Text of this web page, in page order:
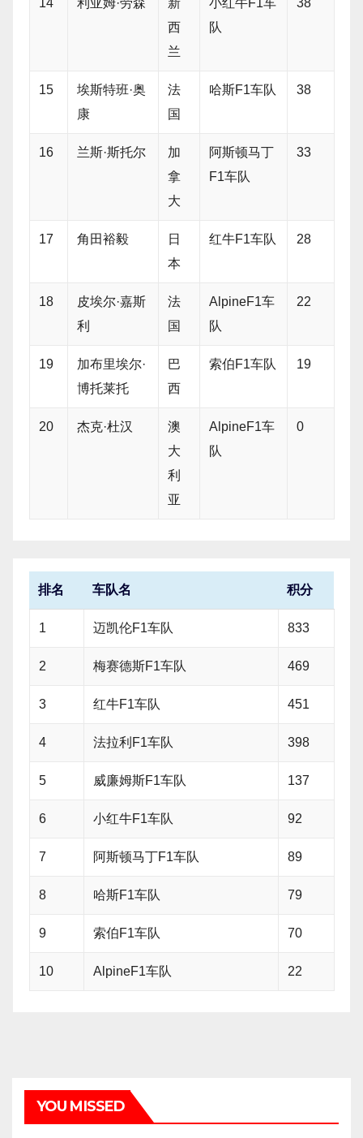
14 利亚姆·劳森
新
西
兰
小红牛F1车
队
38
15
埃斯特班·奥
康
法
国
哈斯F1车队 38
16 兰斯·斯托尔
加
拿
大
阿斯顿马丁
F1车队
33
17 角田裕毅
日
本
红牛F1车队 28
18
皮埃尔·嘉斯
利
法
国
AlpineF1车
队
22
19
加布里埃尔·
博托莱托
巴
西
索伯F1车队 19
20 杰克·杜汉
澳
大
利
亚
AlpineF1车
队
0
排名 车队名 积分
1 迈凯伦F1车队 833
2 梅赛德斯F1车队 469
3 红牛F1车队 451
4 法拉利F1车队 398
5 威廉姆斯F1车队 137
6 小红牛F1车队 92
7 阿斯顿马丁F1车队 89
8 哈斯F1车队 79
9 索伯F1车队 70
10 AlpineF1车队 22
YOU MISSED